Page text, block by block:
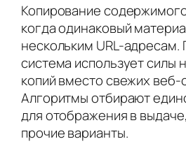
Копирование
когда одинаковый
нескольким URL-адресам.
система использует силы
копий вместо свежих веб-
Алгоритмы отбирают
для отображения в
прочие варианты.